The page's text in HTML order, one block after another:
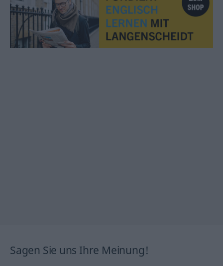
Sagen Sie uns Ihre Meinung!